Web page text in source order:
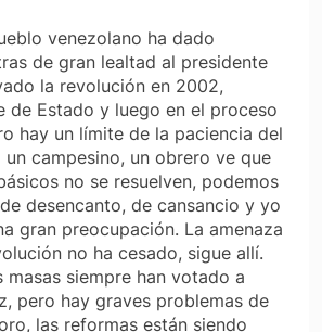
venezolano ha dado
de gran lealtad al presidente
la revolución en 2002,
de Estado y luego en el proceso
hay un límite de la paciencia del
un campesino, un obrero ve que
no se resuelven, podemos
desencanto, de cansancio y yo
gran preocupación. La amenaza
no ha cesado, sigue allí.
masas siempre han votado a
pero hay graves problemas de
las reformas están siendo